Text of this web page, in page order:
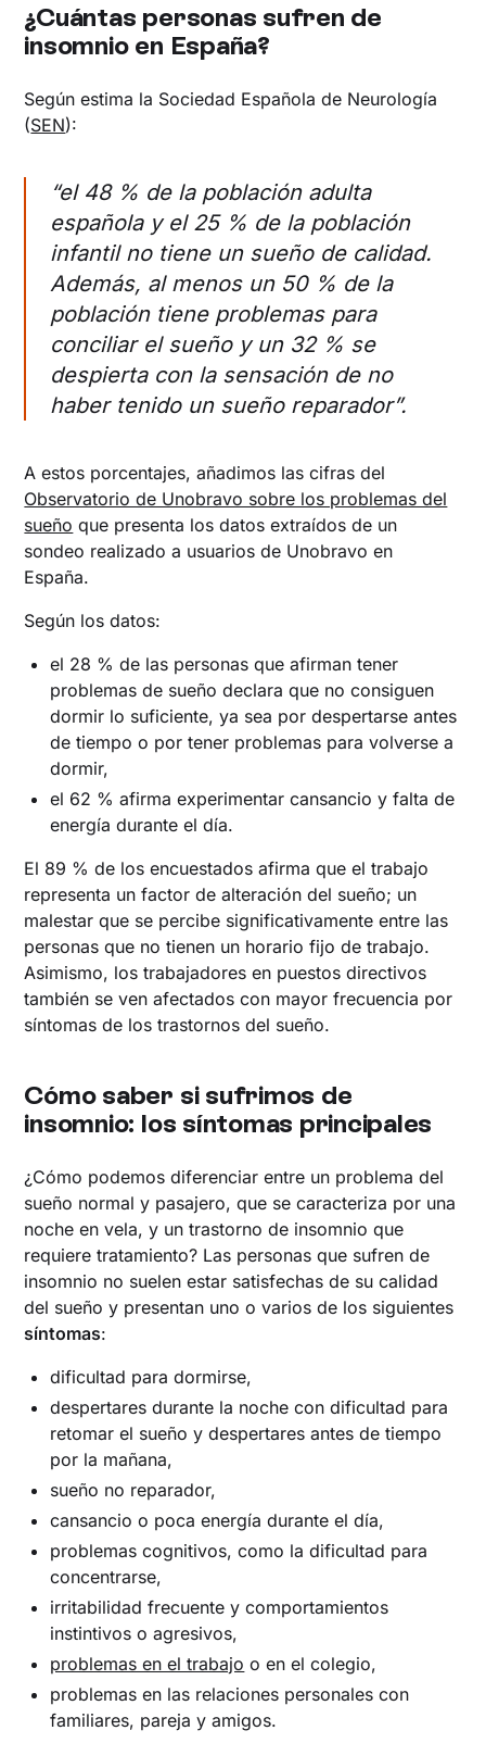
¿Cuántas personas sufren de
insomnio en España?
Según estima la Sociedad Española de Neurología
(SEN):
“el 48 % de la población adulta
española y el 25 % de la población
infantil no tiene un sueño de calidad.
Además, al menos un 50 % de la
población tiene problemas para
conciliar el sueño y un 32 % se
despierta con la sensación de no
haber tenido un sueño reparador”.
A estos porcentajes, añadimos las cifras del
Observatorio de Unobravo sobre los problemas del
sueño que presenta los datos extraídos de un
sondeo realizado a usuarios de Unobravo en
España.
Según los datos:
el 28 % de las personas que afirman tener
problemas de sueño declara que no consiguen
dormir lo suficiente, ya sea por despertarse antes
de tiempo o por tener problemas para volverse a
dormir,
el 62 % afirma experimentar cansancio y falta de
energía durante el día.
El 89 % de los encuestados afirma que el trabajo
representa un factor de alteración del sueño; un
malestar que se percibe significativamente entre las
personas que no tienen un horario fijo de trabajo.
Asimismo, los trabajadores en puestos directivos
también se ven afectados con mayor frecuencia por
síntomas de los trastornos del sueño.
Cómo saber si sufrimos de
insomnio: los síntomas principales
¿Cómo podemos diferenciar entre un problema del
sueño normal y pasajero, que se caracteriza por una
noche en vela, y un trastorno de insomnio que
requiere tratamiento? Las personas que sufren de
insomnio no suelen estar satisfechas de su calidad
del sueño y presentan uno o varios de los siguientes
síntomas:
dificultad para dormirse,
despertares durante la noche con dificultad para
retomar el sueño y despertares antes de tiempo
por la mañana,
sueño no reparador,
cansancio o poca energía durante el día,
problemas cognitivos, como la dificultad para
concentrarse,
irritabilidad frecuente y comportamientos
instintivos o agresivos,
problemas en el trabajo o en el colegio,
problemas en las relaciones personales con
familiares, pareja y amigos.